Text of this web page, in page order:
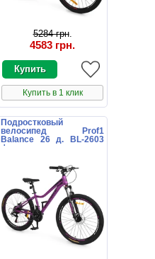
5284 грн.
4583 грн.
Купить в 1 клик
Подростковый
велосипед Prof1
Balance 26 д. BL-2603
фуксия